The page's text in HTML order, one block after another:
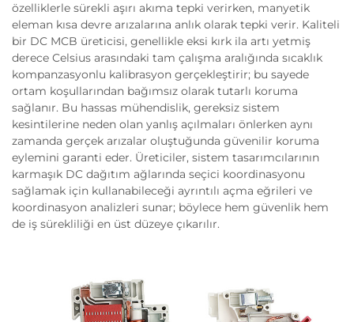
özelliklerle sürekli aşırı akıma tepki verirken, manyetik
eleman kısa devre arızalarına anlık olarak tepki verir. Kaliteli
bir DC MCB üreticisi, genellikle eksi kırk ila artı yetmiş
derece Celsius arasındaki tam çalışma aralığında sıcaklık
kompanzasyonlu kalibrasyon gerçekleştirir; bu sayede
ortam koşullarından bağımsız olarak tutarlı koruma
sağlanır. Bu hassas mühendislik, gereksiz sistem
kesintilerine neden olan yanlış açılmaları önlerken aynı
zamanda gerçek arızalar oluştuğunda güvenilir koruma
eylemini garanti eder. Üreticiler, sistem tasarımcılarının
karmaşık DC dağıtım ağlarında seçici koordinasyonu
sağlamak için kullanabileceği ayrıntılı açma eğrileri ve
koordinasyon analizleri sunar; böylece hem güvenlik hem
de iş sürekliliği en üst düzeye çıkarılır.